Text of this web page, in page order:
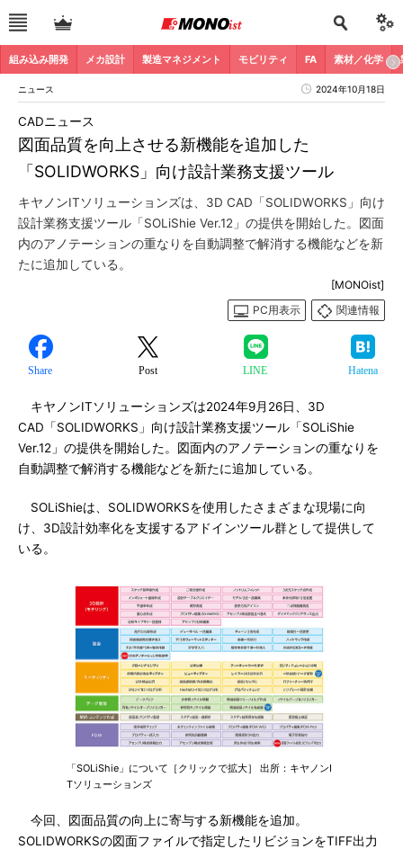
組み込み開発 メカ設計 製造マネジメント モビリティ FA 素材／化学
ニュース 2024年10月18日
図面品質を向上させる新機能を追加した
「SOLIDWORKS」向け設計業務支援ツール
CADニュース
キヤノンITソリューションズは、3D CAD「SOLIDWORKS」向け
設計業務支援ツール「SOLiShie Ver.12」の提供を開始した。図面
内のアノテーションの重なりを自動調整で解消する機能などを新
たに追加している。
[MONOist]
PC用表示
関連情報
Share Post LINE Hatena
キヤノンITソリューションズは2024年9月26日、3D
CAD「SOLIDWORKS」向け設計業務支援ツール「SOLiShie
Ver.12」の提供を開始した。図面内のアノテーションの重なりを
自動調整で解消する機能などを新たに追加している。
SOLiShieは、SOLIDWORKSを使用したさまざまな現場に向
け、3D設計効率化を支援するアドインツール群として提供して
いる。
「SOLiShie」について［クリックで拡大］ 出所：キヤノンI
Tソリューションズ
今回、図面品質の向上に寄与する新機能を追加。
SOLIDWORKSの図面ファイルで指定したリビジョンをTIFF出力